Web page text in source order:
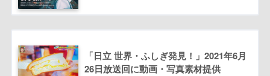
「日立 世界・ふしぎ発見！」2021年6月
26日放送回に動画・写真素材提供